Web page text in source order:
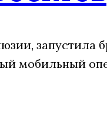
запустила
мобильный